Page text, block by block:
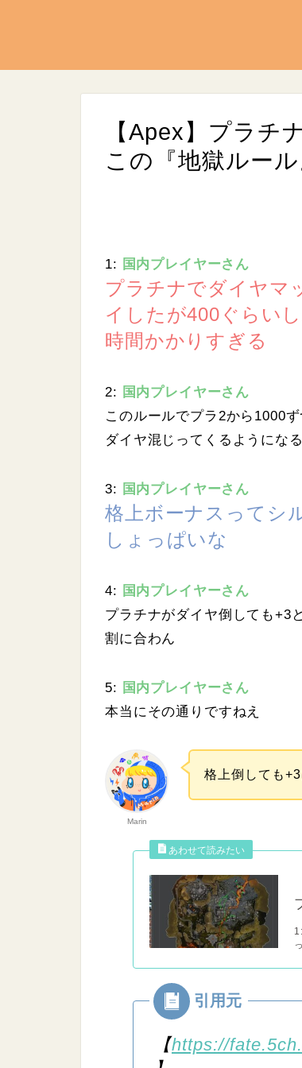
【Apex】プラチ
この『地獄ルー
n
u
t
e
o
a
e
1: 国内プレイヤーさん
プラチナでダイヤマ
イしたが400ぐらい
時間かかりすぎる
2: 国内プレイヤーさん
このルールでプラ2から1000
ダイヤ混じってくるようにな
3: 国内プレイヤーさん
格上ボーナスってシ
しょっぱいな
4: 国内プレイヤーさん
プラチナがダイヤ倒しても+3
割に合わん
5: 国内プレイヤーさん
本当にその通りですねえ
Marin
格上倒しても
【https://